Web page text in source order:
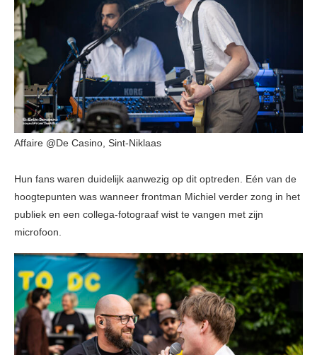
Affaire @De Casino, Sint-Niklaas
Hun fans waren duidelijk aanwezig op dit optreden. Eén van de
hoogtepunten was wanneer frontman Michiel verder zong in het
publiek en een collega-fotograaf wist te vangen met zijn
microfoon.